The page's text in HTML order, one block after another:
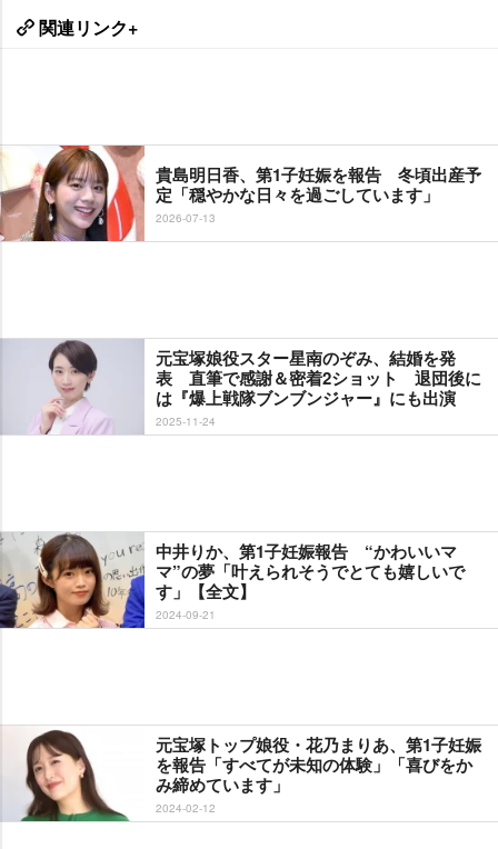
関連リンク+
貴島明日香、第1子妊娠を報告 冬頃出産予
定「穏やかな日々を過ごしています」
2026-07-13
元宝塚娘役スター星南のぞみ、結婚を発
表 直筆で感謝＆密着2ショット 退団後に
は『爆上戦隊ブンブンジャー』にも出演
2025-11-24
中井りか、第1子妊娠報告 “かわいいマ
マ”の夢「叶えられそうでとても嬉しいで
す」【全文】
2024-09-21
元宝塚トップ娘役・花乃まりあ、第1子妊娠
を報告「すべてが未知の体験」「喜びをか
み締めています」
2024-02-12